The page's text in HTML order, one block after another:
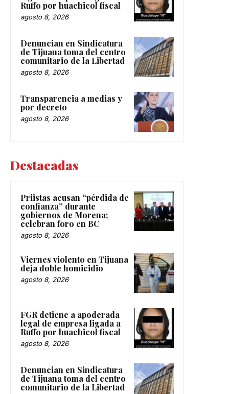
Ruffo por huachicol fiscal
agosto 8, 2026
Denuncian en Sindicatura
de Tijuana toma del centro
comunitario de la Libertad
agosto 8, 2026
Transparencia a medias y
por decreto
agosto 8, 2026
Destacadas
Priistas acusan “pérdida de
confianza” durante
gobiernos de Morena;
celebran foro en BC
agosto 8, 2026
Viernes violento en Tijuana
deja doble homicidio
agosto 8, 2026
FGR detiene a apoderada
legal de empresa ligada a
Ruffo por huachicol fiscal
agosto 8, 2026
Denuncian en Sindicatura
de Tijuana toma del centro
comunitario de la Libertad